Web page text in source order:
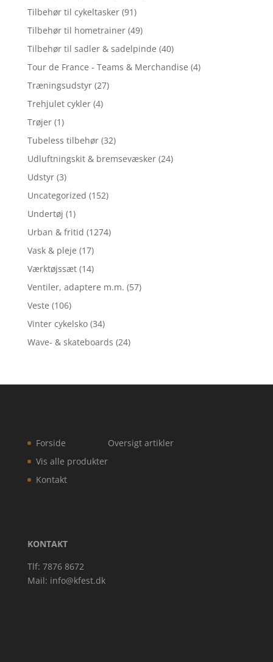
Tilbehør til cykeltasker (91)
Tilbehør til hometrainer (49)
Tilbehør til sadler & sadelpinde (40)
Tour de France - Teams & Merchandise (4)
Træningsudstyr (27)
Trehjulet cykler (4)
Trøjer (1)
Tubeless tilbehør (32)
Udluftningskit & bremsevæsker (24)
Udstyr (3)
Uncategorized (152)
Undertøj (1)
Urban & fritid (1274)
Vask & pleje (17)
Værktøjssæt (14)
Ventiler, adaptere m.m. (57)
Veste (106)
Vinter cykelsko (34)
Wave- & skateboards (24)
Forside
Vis alle produkter
Kontakt
Oversigt artikler
KONTAKT
Tlf: 7876 8672
Mail: info@kfest.dk